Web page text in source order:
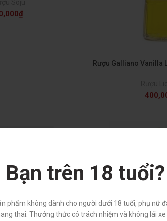
Bạn trên 18 tuổi?
phẩm không dành cho người dưới 18 tuổi, phụ nữ
thai. Thưởng thức có trách nhiệm và không lái xe
₫
Rượu Galliano Vanilla